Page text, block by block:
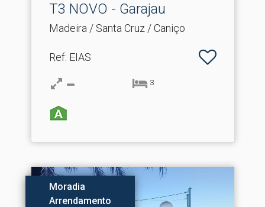
T3 NOVO - Garajau
Madeira / Santa Cruz / Caniço
Ref: EIAS
3
Moradia
Arrendamento